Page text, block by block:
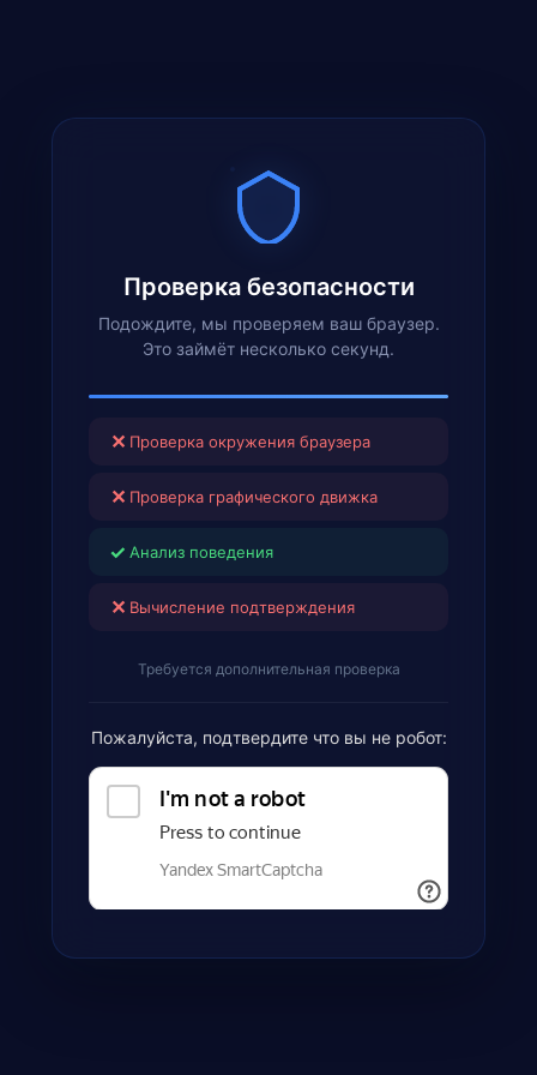
Проверка безопасности
Подождите, мы проверяем ваш браузер.
Это займёт несколько секунд.
✕ Проверка окружения браузера
✕ Проверка графического движка
✓ Анализ поведения
✕ Вычисление подтверждения
Требуется дополнительная проверка
Пожалуйста, подтвердите что вы не робот: